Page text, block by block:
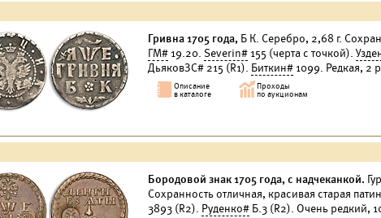
Гривна 1705 года, Б К. Серебро, 2,68 г.
ГМ# 19.20. Severin# 155 (черта с точкой).
ДьяковЗС# 215 (R1). Биткин# 1099. Редкая, 2
Бородовой знак 1705 года, с надчеканкой.
Сохранность отличная, красивая старая
3893 (R2). Руденко# Б.3 (R2). Очень редкий,